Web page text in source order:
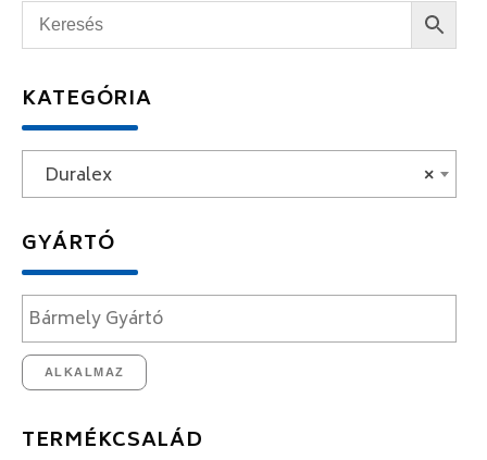
KATEGÓRIA
×
Duralex
GYÁRTÓ
ALKALMAZ
TERMÉKCSALÁD